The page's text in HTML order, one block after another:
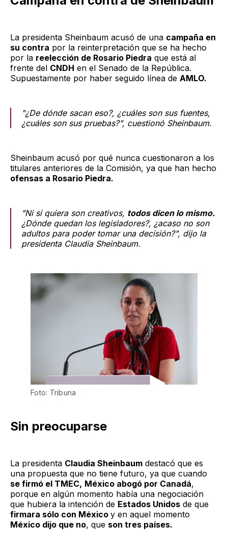
La presidenta Sheinbaum acusó de una campaña en
su contra por la reinterpretación que se ha hecho
por la reelección de Rosario Piedra que está al
frente del CNDH en el Senado de la República.
Supuestamente por haber seguido línea de AMLO.
"¿De dónde sacan eso?, ¿cuáles son sus fuentes,
¿cuáles son sus pruebas?", cuestionó Sheinbaum.
Sheinbaum acusó por qué nunca cuestionaron a los
titulares anteriores de la Comisión, ya que han hecho
ofensas a Rosario Piedra.
"Ni si quiera son creativos, todos dicen lo mismo.
¿Dónde quedan los legisladores?, ¿acaso no son
adultos para poder tomar una decisión?", dijo la
presidenta Claudia Sheinbaum.
Foto: Tribuna
Sin preocuparse
La presidenta Claudia Sheinbaum destacó que es
una propuesta que no tiene futuro, ya que cuando
se firmó el TMEC, México abogó por Canadá,
porque en algún momento había una negociación
que hubiera la intención de Estados Unidos de que
firmara sólo con México y en aquel momento
México dijo que no, que son tres países.